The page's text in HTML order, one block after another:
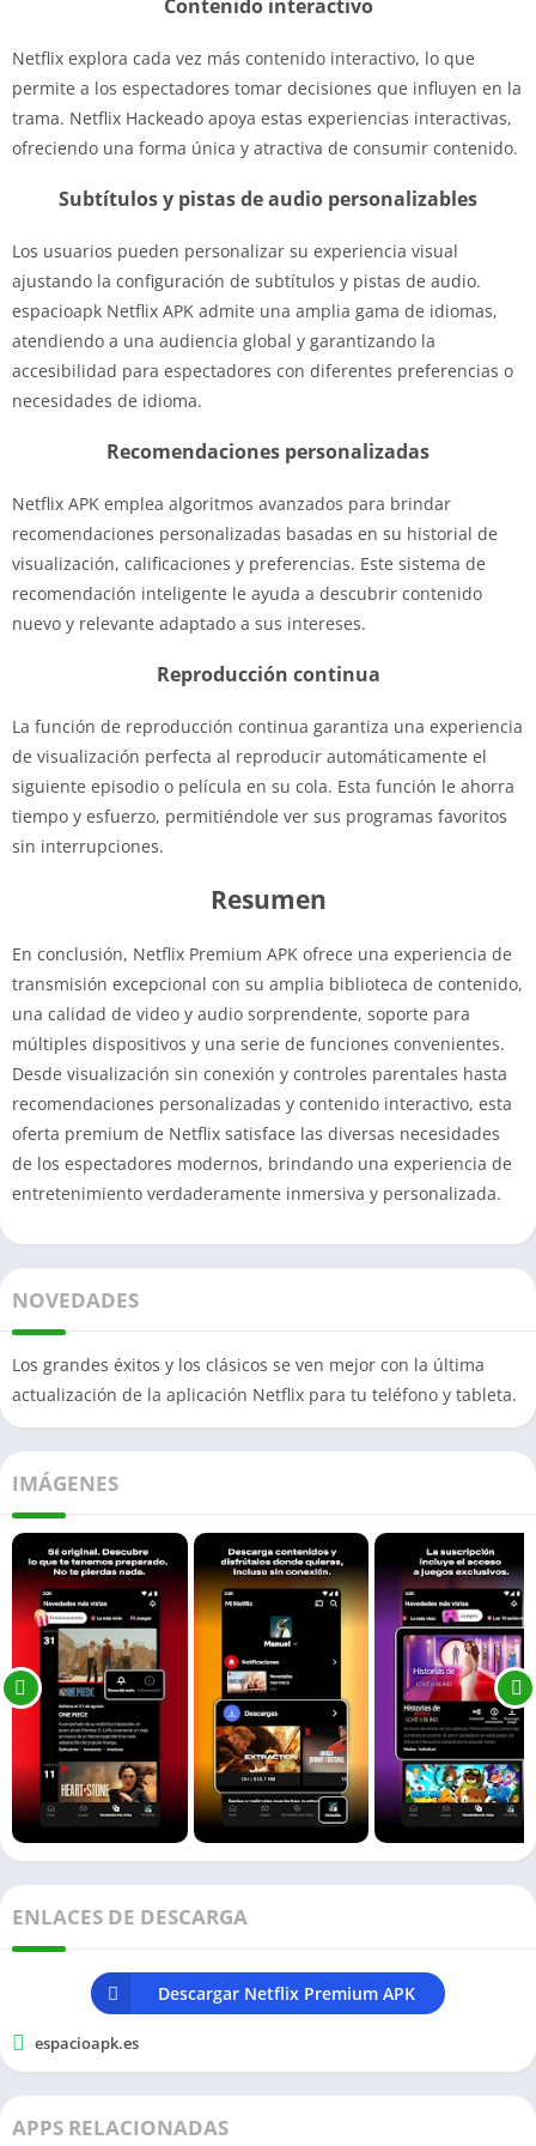
Contenido interactivo
Netflix explora cada vez más contenido interactivo, lo que
permite a los espectadores tomar decisiones que influyen en la
trama. Netflix Hackeado apoya estas experiencias interactivas,
ofreciendo una forma única y atractiva de consumir contenido.
Subtítulos y pistas de audio personalizables
Los usuarios pueden personalizar su experiencia visual
ajustando la configuración de subtítulos y pistas de audio.
espacioapk Netflix APK admite una amplia gama de idiomas,
atendiendo a una audiencia global y garantizando la
accesibilidad para espectadores con diferentes preferencias o
necesidades de idioma.
Recomendaciones personalizadas
Netflix APK emplea algoritmos avanzados para brindar
recomendaciones personalizadas basadas en su historial de
visualización, calificaciones y preferencias. Este sistema de
recomendación inteligente le ayuda a descubrir contenido
nuevo y relevante adaptado a sus intereses.
Reproducción continua
La función de reproducción continua garantiza una experiencia
de visualización perfecta al reproducir automáticamente el
siguiente episodio o película en su cola. Esta función le ahorra
tiempo y esfuerzo, permitiéndole ver sus programas favoritos
sin interrupciones.
Resumen
En conclusión, Netflix Premium APK ofrece una experiencia de
transmisión excepcional con su amplia biblioteca de contenido,
una calidad de video y audio sorprendente, soporte para
múltiples dispositivos y una serie de funciones convenientes.
Desde visualización sin conexión y controles parentales hasta
recomendaciones personalizadas y contenido interactivo, esta
oferta premium de Netflix satisface las diversas necesidades
de los espectadores modernos, brindando una experiencia de
entretenimiento verdaderamente inmersiva y personalizada.
NOVEDADES
Los grandes éxitos y los clásicos se ven mejor con la última
actualización de la aplicación Netflix para tu teléfono y tableta.
IMÁGENES
ENLACES DE DESCARGA
Descargar Netflix Premium APK
espacioapk.es
APPS RELACIONADAS